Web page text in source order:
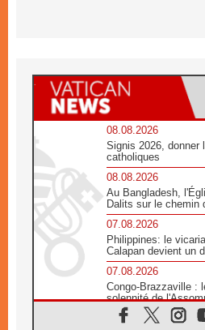
08.08.2026
Signis 2026, donner
catholiques
08.08.2026
Au Bangladesh,
Dalits sur le chemin
07.08.2026
Philippines: le
Calapan devient un
07.08.2026
Congo-Brazzaville :
solennité de
nationale